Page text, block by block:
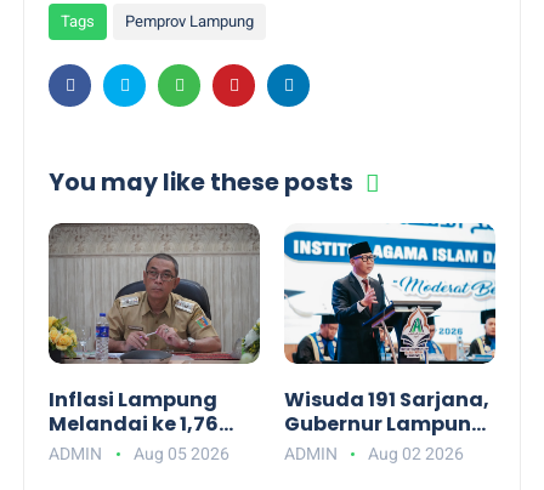
Tags Pemprov Lampung
You may like these posts
Inflasi Lampung
Melandai ke 1,76
Persen, Kemendagri
Apresiasi Kinerja
ADMIN Aug 05 2026
Wisuda 191 Sarjana,
Gubernur Lampung
Ajak Alumni IAI
Darul Fattah Siap
ADMIN Aug 02 2026